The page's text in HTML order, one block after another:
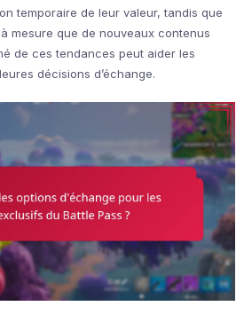
temporaire de leur valeur, tandis que
mesure que de nouveaux contenus
de ces tendances peut aider les
décisions d’échange.